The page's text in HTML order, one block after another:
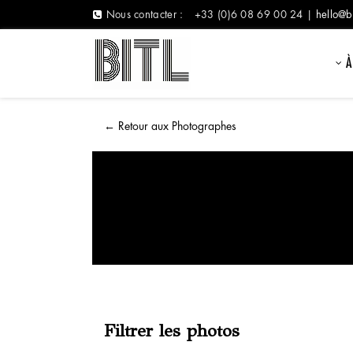
Nous contacter : +33 (0)6 08 69 00 24 |
← Retour aux Photographes
Filtrer les photos